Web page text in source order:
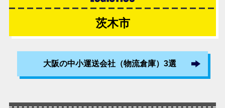
茨木市
大阪の中小運送会社（物流倉庫）3選